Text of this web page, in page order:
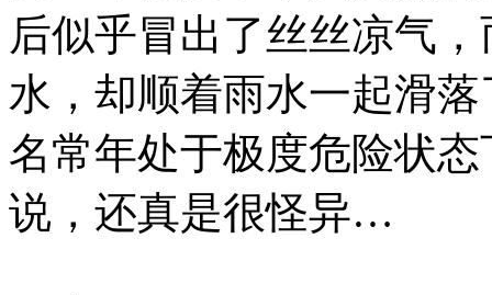
后似乎冒出了丝丝凉气
水，却顺着雨水一起滑
名常年处于极度危险状
说，还真是很怪异…